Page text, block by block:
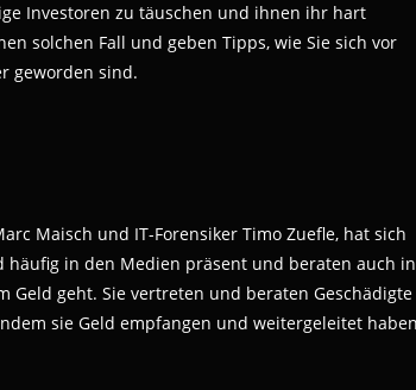
Investoren zu täuschen und ihnen ihr hart
solchen Fall und geben Tipps, wie Sie sich vor
geworden sind.
Maisch und IT-Forensiker Timo Zuefle, hat sich
in den Medien präsent und beraten auch in
Geld geht. Sie vertreten und beraten Geschädigte
sie Geld empfangen und weitergeleitet